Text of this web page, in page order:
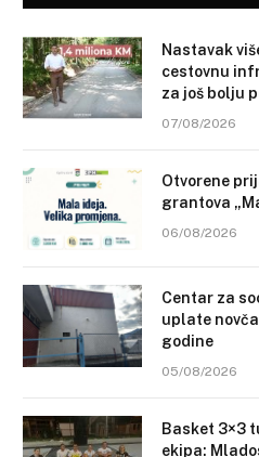
Nastavak
cestovnu
za još bolju
07/08/2026
Otvorene
grantova
06/08/2026
Centar za
uplate
godine
05/08/2026
Basket 3×3
ekipa: